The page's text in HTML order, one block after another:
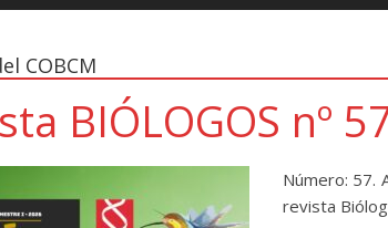
COBCM
BIÓLOGOS nº
Número: 57.
revista